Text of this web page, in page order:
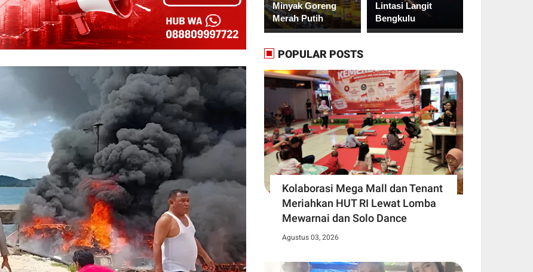
Minyak Goreng
Merah Putih
Lintasi Langit
Bengkulu
POPULAR POSTS
Kolaborasi Mega Mall dan Tenant
Meriahkan HUT RI Lewat Lomba
Mewarnai dan Solo Dance
Agustus 03, 2026